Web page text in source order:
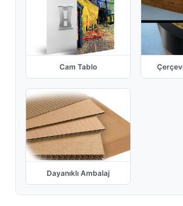
Cam Tablo
Dayanıklı Ambalaj